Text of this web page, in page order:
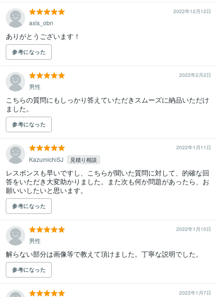
2022年12月12日
axis_obn
ありがとうございます！
参考になった
2022年2月2日
男性
こちらの質問にもしっかり答えていただきスムーズに納品いただけ
ました。
参考になった
2022年1月11日
KazumichiSJ 見積り相談
レスポンスも早いですし、こちらが聞いた質問に対して、的確な回
答をいただき大変助かりました。また次も何か問題があったら、お
願いいしたいと思います。
参考になった
2022年1月10日
男性
解らない部分は画像等で教えて頂けました。丁寧な説明でした。
参考になった
2022年1月7日